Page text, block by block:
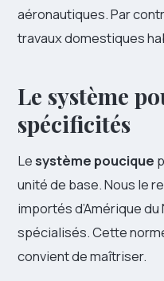
aéronautiques. Par
travaux domestiques
Le système
spécificités
Lesystème poucique
unité de base. Nous le
importés d’Amérique
spécialisés. Cette
convient de maîtriser.